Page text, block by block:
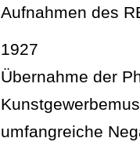
Aufnahmen des
1927
Übernahme der
umfangreiche